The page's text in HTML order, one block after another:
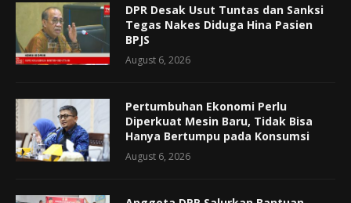
DPR Desak Usut Tuntas dan Sanksi
Tegas Nakes Diduga Hina Pasien
BPJS
August 6, 2026
Pertumbuhan Ekonomi Perlu
Diperkuat Mesin Baru, Tidak Bisa
Hanya Bertumpu pada Konsumsi
August 6, 2026